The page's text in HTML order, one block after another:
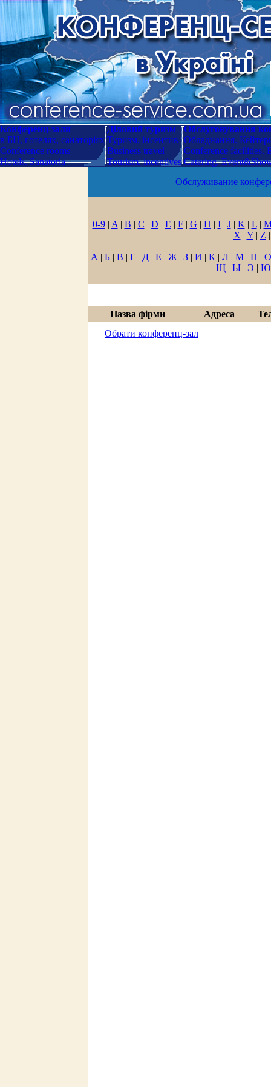
Конференц-зали
в БЦ, готелях, санаторіях
Conference rooms
Hotels. Sanatoria
Діловий туризм
Туризм, інсентив
Business travel
Tourism, incentives
Обслуговування
Обладнання.
Conference facilities.
Catering.
Обслуживание
0-9| A | B | C | D | E | F| G | H | I| J| K | L|
X | Y| Z |
А | Б | В | Г | Д | Е | Ж | З | И | К | Л | М | Н | О
Щ| Ы| Э | Ю
Назва фірми Адреса
Обрати конференц-зал